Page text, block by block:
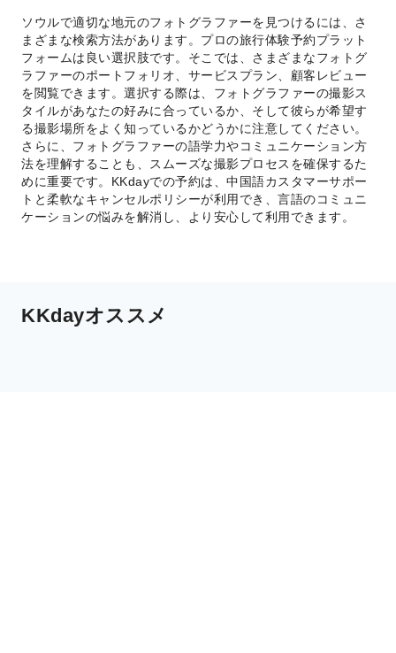
ソウルで適切な地元のフォトグラファーを見つけるには、さ
まざまな検索方法があります。プロの旅行体験予約プラット
フォームは良い選択肢です。そこでは、さまざまなフォトグ
ラファーのポートフォリオ、サービスプラン、顧客レビュー
を閲覧できます。選択する際は、フォトグラファーの撮影ス
タイルがあなたの好みに合っているか、そして彼らが希望す
る撮影場所をよく知っているかどうかに注意してください。
さらに、フォトグラファーの語学力やコミュニケーション方
法を理解することも、スムーズな撮影プロセスを確保するた
めに重要です。KKdayでの予約は、中国語カスタマーサポー
トと柔軟なキャンセルポリシーが利用でき、言語のコミュニ
ケーションの悩みを解消し、より安心して利用できます。
KKdayオススメ